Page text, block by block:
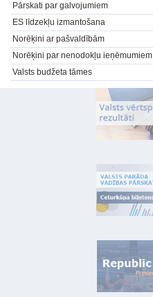
Pārskati par galvojumiem
ES līdzekļu izmantošana
Norēķini ar pašvaldībām
Norēķini par nenodokļu ieņēmumiem
Valsts budžeta tāmes